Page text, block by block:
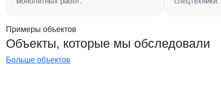
Примеры объектов
Объекты, которые мы обследовали
Больше объектов